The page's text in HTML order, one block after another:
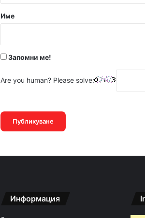
14:21ч, петък, 7 август,
14:13ч, петък, 7 август,
14:05ч, петък, 7 август,
р
Име
Запомни ме!
Are you human? Please solve:
Информация